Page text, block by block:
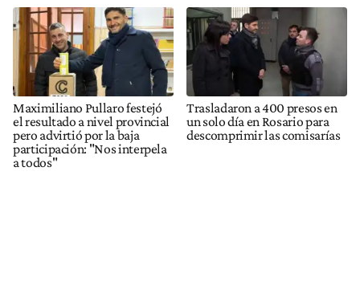
Maximiliano Pullaro festejó
el resultado a nivel provincial
pero advirtió por la baja
participación: "Nos interpela
a todos"
Trasladaron a 400 presos en
un solo día en Rosario para
descomprimir las comisarías